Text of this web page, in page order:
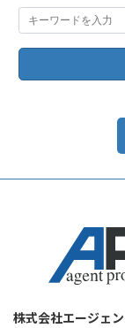
株式会社エージェ